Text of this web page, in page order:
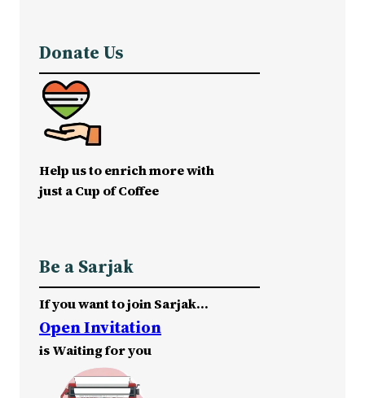
Donate Us
Help us to enrich more with
just a Cup of Coffee
Be a Sarjak
If you want to join Sarjak…
Open Invitation
is Waiting for you